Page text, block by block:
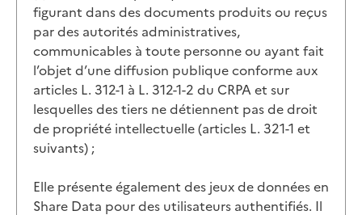
figurant dans des documents produits ou reçus
par des autorités administratives,
communicables à toute personne ou ayant fait
l’objet d’une diffusion publique conforme aux
articles L. 312-1 à L. 312-1-2 du CRPA et sur
lesquelles des tiers ne détiennent pas de droit
de propriété intellectuelle (articles L. 321-1 et
suivants) ;
Elle présente également des jeux de données en
Share Data pour des utilisateurs authentifiés. Il